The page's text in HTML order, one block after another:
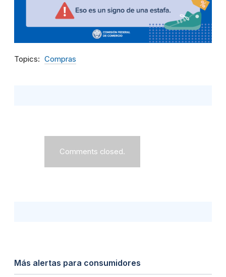
Topics Compras
Comments closed.
Más alertas para consumidores